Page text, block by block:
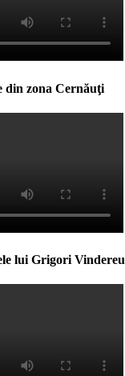
zona Cernăuţi
lui Grigori Vindereu